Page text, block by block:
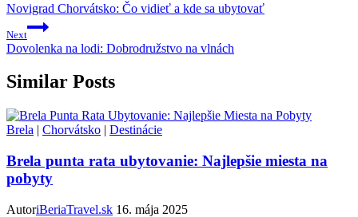
Novigrad Chorvátsko: Čo vidieť a kde sa ubytovať
Next
Dovolenka na lodi: Dobrodružstvo na vlnách
Similar Posts
Brela | Chorvátsko | Destinácie
Brela punta rata ubytovanie: Najlepšie miesta na
pobyty
AutoriBeriaTravel.sk 16. mája 2025